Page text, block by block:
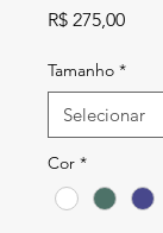
R$ 275,00Preço
Tamanho *
Cor *